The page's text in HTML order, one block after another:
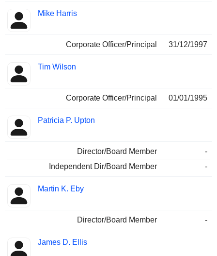
Mike Harris
Corporate Officer/Principal 31/12/1997
Tim Wilson
Corporate Officer/Principal 01/01/1995
Patricia P. Upton
Director/Board Member
-
Independent Dir/Board Member
-
Martin K. Eby
Director/Board Member -
James D. Ellis